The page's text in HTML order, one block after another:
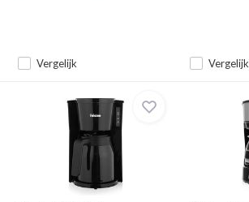
Vergelijk Vergelijk